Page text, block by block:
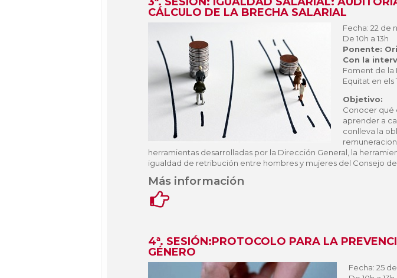
CÁLCULO DE LA BRECHA SALARIAL
Fecha: 22 de
De 10h a 13h
Ponente:
Con la
Foment de la
Equitat en els
Objetivo:
Conocer qué
aprender a
conlleva la
herramientas desarrolladas por la Dirección General, la
igualdad de retribución entre hombres y mujeres del Consejo de
Más información
4ª. SESIÓN:PROTOCOLO PARA LA
GÉNERO
Fecha: 25